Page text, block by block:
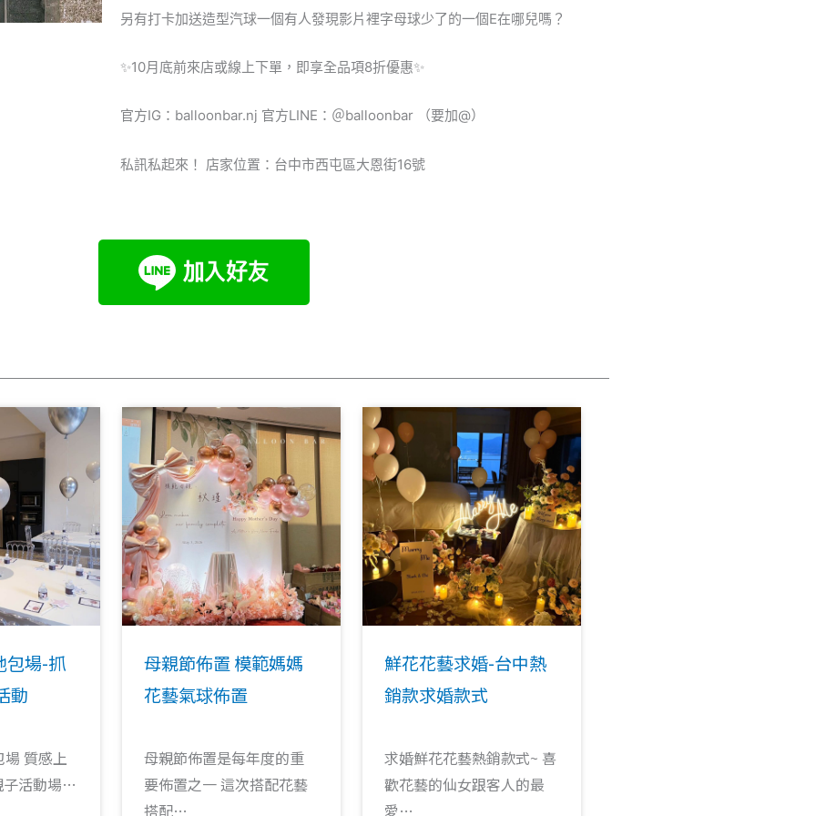
另有打卡加送造型汽球一個有人發現影片裡字母球少了的一個E在哪兒嗎？
✨10月底前來店或線上下單，即享全品項8折優惠✨
官方IG：balloonbar.nj 官方LINE：＠balloonbar （要加@）
私訊私起來！ 店家位置：台中市西屯區大恩街16號
包場-抓
動
質感上
子活動場…
母親節佈置 模範媽媽
花藝氣球佈置
母親節佈置是每年度的重
要佈置之一 這次搭配花藝
搭配…
鮮花花藝求婚-台中熱
銷款求婚款式
求婚鮮花花藝熱銷款式~ 喜
歡花藝的仙女跟客人的最
愛…
PagePagePage PagePage